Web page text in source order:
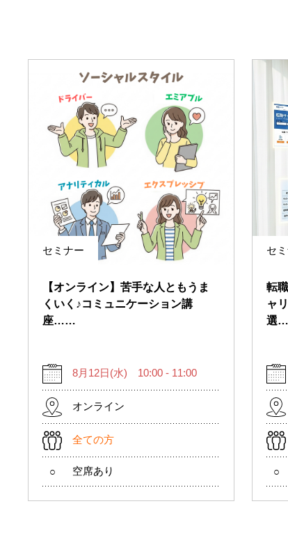
セミナー
【オンライン】苦手な人ともうま
くいく♪コミュニケーション講
座……
8月12日(水) 10:00 - 11:00
オンライン
全ての方
○ 空席あり
セ
転
ャ
選
○